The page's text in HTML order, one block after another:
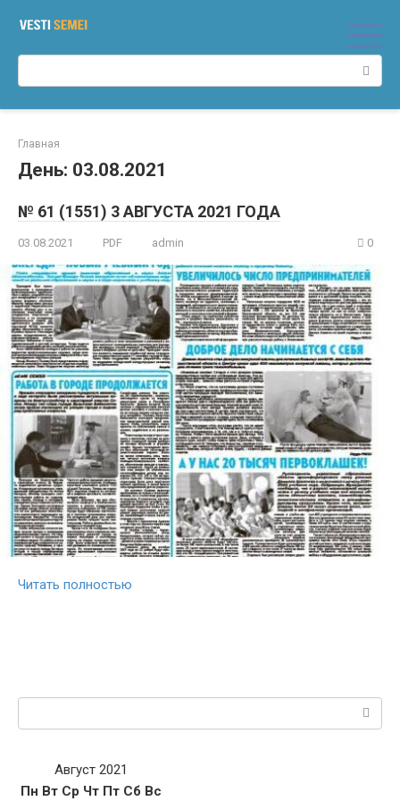
Главная
День: 03.08.2021
№ 61 (1551) 3 АВГУСТА 2021 ГОДА
03.08.2021 PDF admin 0
Читать полностью
Поиск:
Август 2021
Пн Вт Ср Чт Пт Сб Вс